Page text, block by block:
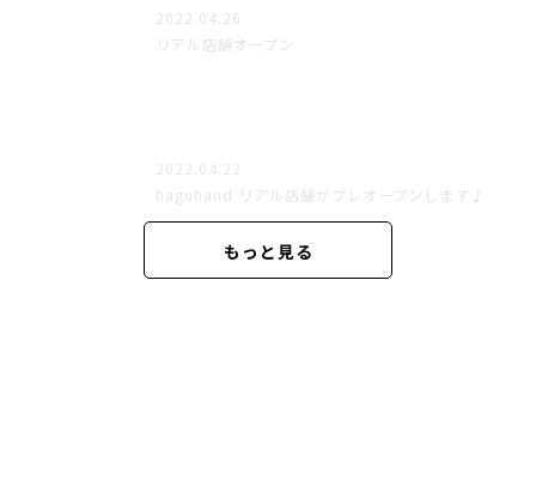
2022.04.26
リアル店舗オープン
2022.04.22
haguhand リアル店舗がプレオープンします♪
もっと見る